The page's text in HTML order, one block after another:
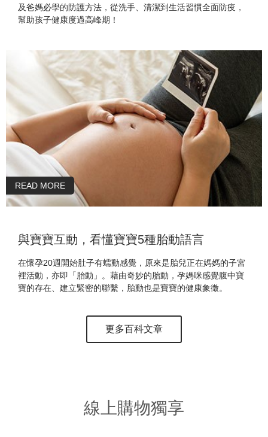
及爸媽必學的防護方法，從洗手、清潔到生活習慣全面防疫，
幫助孩子健康度過高峰期！
READ MORE
與寶寶互動，看懂寶寶5種胎動語言
在懷孕20週開始肚子有蠕動感覺，原來是胎兒正在媽媽的子宮
裡活動，亦即「胎動」。藉由奇妙的胎動，孕媽咪感覺腹中寶
寶的存在、建立緊密的聯繫，胎動也是寶寶的健康象徵。
更多百科文章
線上購物獨享